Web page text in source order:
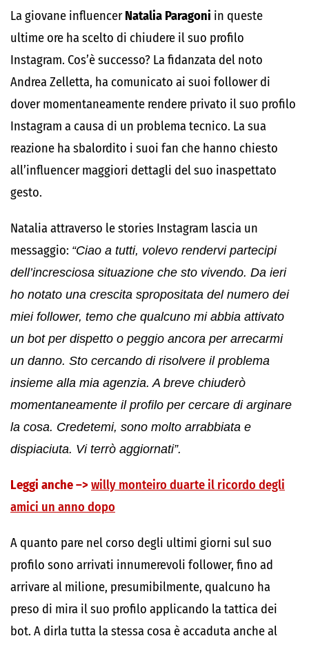
La giovane influencerNatalia Paragoni in queste
ultime ore ha scelto di chiudere il suo profilo
Instagram. Cos’è successo? La fidanzata del noto
Andrea Zelletta, ha comunicato ai suoi follower di
dover momentaneamente rendere privato il suo profilo
Instagram a causa di un problema tecnico. La sua
reazione ha sbalordito i suoi fan che hanno chiesto
all’influencer maggiori dettagli del suo inaspettato
gesto.
Natalia attraverso le stories Instagram lascia un
messaggio: “Ciao a tutti, volevo rendervi partecipi
dell’incresciosa situazione che sto vivendo. Da ieri
ho notato una crescita spropositata del numero dei
miei follower, temo che qualcuno mi abbia attivato
un bot per dispetto o peggio ancora per arrecarmi
un danno. Sto cercando di risolvere il problema
insieme alla mia agenzia. A breve chiuderò
momentaneamente il profilo per cercare di arginare
la cosa. Credetemi, sono molto arrabbiata e
dispiaciuta. Vi terrò aggiornati”.
Leggi anche –>willy monteiro duarte il ricordo degli
amici un anno dopo
A quanto pare nel corso degli ultimi giorni sul suo
profilo sono arrivati innumerevoli follower, fino ad
arrivare al milione, presumibilmente, qualcuno ha
preso di mira il suo profilo applicando la tattica dei
bot. A dirla tutta la stessa cosa è accaduta anche al